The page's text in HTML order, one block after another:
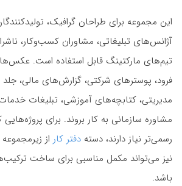
این مجموعه برای طراحان گرافیک،
آژانس‌های تبلیغاتی، مشاوران کسب‌وکار،
تیم‌های مارکتینگ قابل استفاده است.
فرود، پوسترهای شرکتی، گزارش‌های مالی، جلد
مدیریتی، کتابچه‌های آموزشی، تبلیغات
مشاوره سازمانی به کار بروند. برای
رسمی‌تر نیاز دارند، دسته دفتر کار از
نیز می‌تواند مکمل مناسبی برای ساخت
باشد.